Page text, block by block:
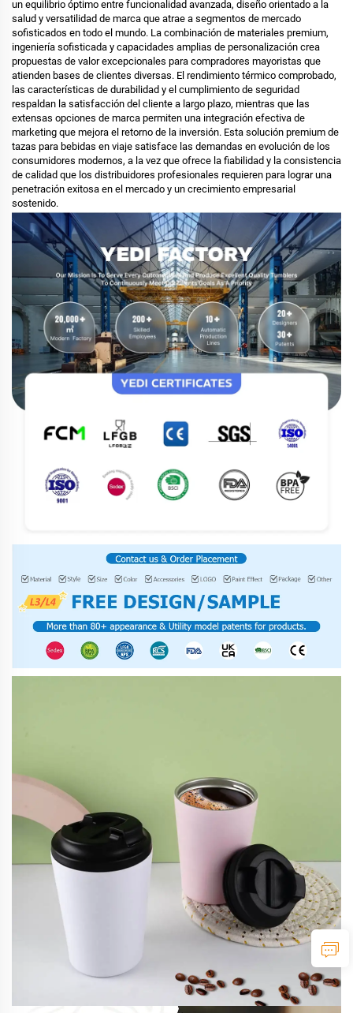
un equilibrio óptimo entre funcionalidad avanzada, diseño orientado a la
salud y versatilidad de marca que atrae a segmentos de mercado
sofisticados en todo el mundo. La combinación de materiales premium,
ingeniería sofisticada y capacidades amplias de personalización crea
propuestas de valor excepcionales para compradores mayoristas que
atienden bases de clientes diversas. El rendimiento térmico comprobado,
las características de durabilidad y el cumplimiento de seguridad
respaldan la satisfacción del cliente a largo plazo, mientras que las
extensas opciones de marca permiten una integración efectiva de
marketing que mejora el retorno de la inversión. Esta solución premium de
tazas para bebidas en viaje satisface las demandas en evolución de los
consumidores modernos, a la vez que ofrece la fiabilidad y la consistencia
de calidad que los distribuidores profesionales requieren para lograr una
penetración exitosa en el mercado y un crecimiento empresarial
sostenido.